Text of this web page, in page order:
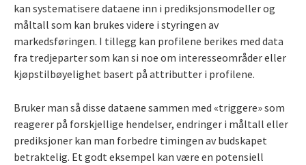
kan systematisere dataene inn i prediksjonsmodeller og
måltall som kan brukes videre i styringen av
markedsføringen. I tillegg kan profilene berikes med data
fra tredjeparter som kan si noe om interesseområder eller
kjøpstilbøyelighet basert på attributter i profilene.
Bruker man så disse dataene sammen med «triggere» som
reagerer på forskjellige hendelser, endringer i måltall eller
prediksjoner kan man forbedre timingen av budskapet
betraktelig. Et godt eksempel kan være en potensiell